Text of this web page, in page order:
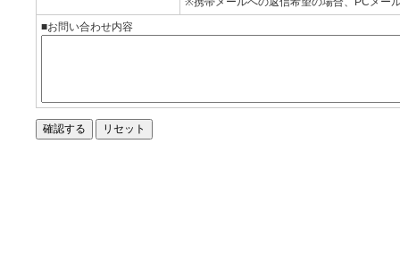
■お問い合わせ内容